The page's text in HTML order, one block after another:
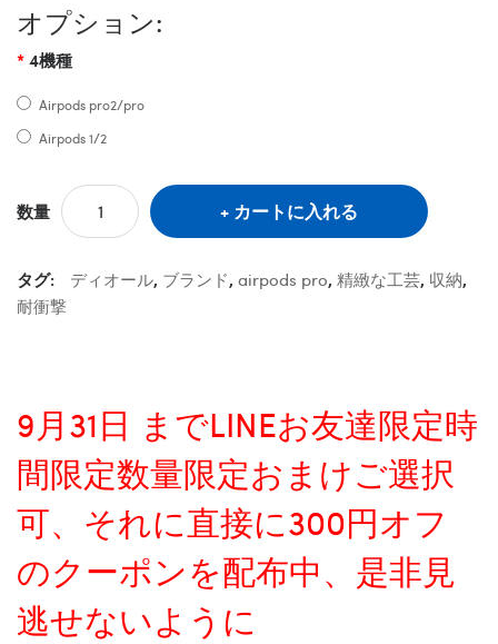
オプション:
4機種
Airpods pro2/pro
Airpods 1/2
数量 カートに入れる
タグ: ディオール, ブランド, airpods pro, 精緻な工芸, 収納,
耐衝撃
9月31日 までLINEお友達限定時
間限定数量限定おまけご選択
可、それに直接に300円オフ
のクーポンを配布中、是非見
逃せないように